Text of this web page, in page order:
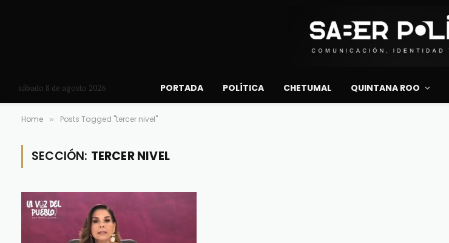
sábado 8 de agosto 2026 PORTADA POLÍTICA CHETUMAL QUINTANA ROO
Home » Posts Tagged "tercer nivel"
SECCIÓN: TERCER NIVEL